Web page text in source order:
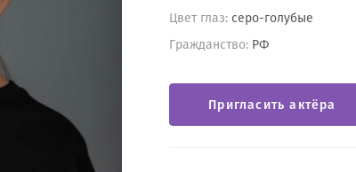
Цвет глаз: серо-голубые
Гражданство: РФ
Пригласить актёра